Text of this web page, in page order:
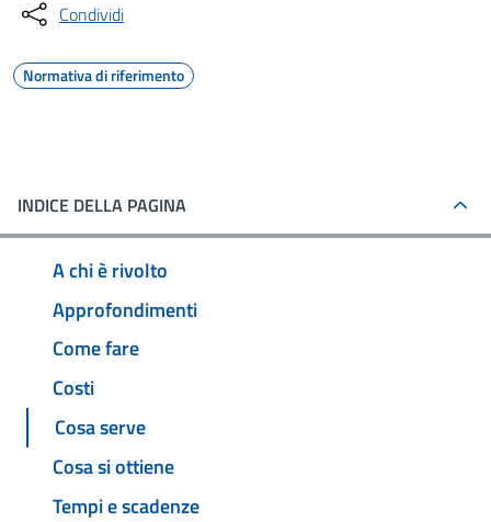
Condividi
Normativa di riferimento
INDICE DELLA PAGINA
A chi è rivolto
Approfondimenti
Come fare
Costi
Cosa serve
Cosa si ottiene
Tempi e scadenze